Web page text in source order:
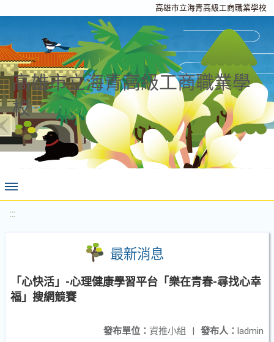
高雄市立海青高級工商職業學校
高雄市立海青高級工商職業學
校
:::
最新消息
「心快活」-心理健康學習平台「樂在青春-尋找心幸
福」搜網競賽
發布人： ladmin
發布單位： 資推小組 |